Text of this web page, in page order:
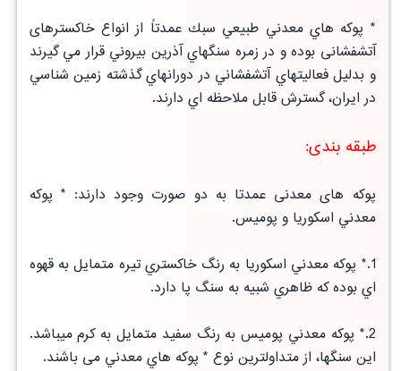
* پوكه هاي معدني طبيعي سبك عمدتاً از انواع خاکسترهای
آتشفشانی بوده و در زمره سنگهاي آذرين بيروني قرار مي گيرند
و بدليل فعاليتهايآتشفشاني در دورانهاي گذشته زمين شناسي
در ايران، گسترش قابل ملاحظه اي دارند.
طبقه بندی:
پوکه های معدنی عمدتا به دو صورت وجود دارند: * پوكه
معدني اسكوريا و پوميس.
1.* پوكه معدني اسكوريا به رنگ
خاكستري تيره متمايل به قهوه
ايبوده كه ظاهري شبيه به سنگ پا دارد.
2.* پوكه معدني پوميس به رنگ سفيد متمايل به كرم ميباشد.
اين سنگها، از متداولترين نوع * پوكه هاي معدني می باشند.